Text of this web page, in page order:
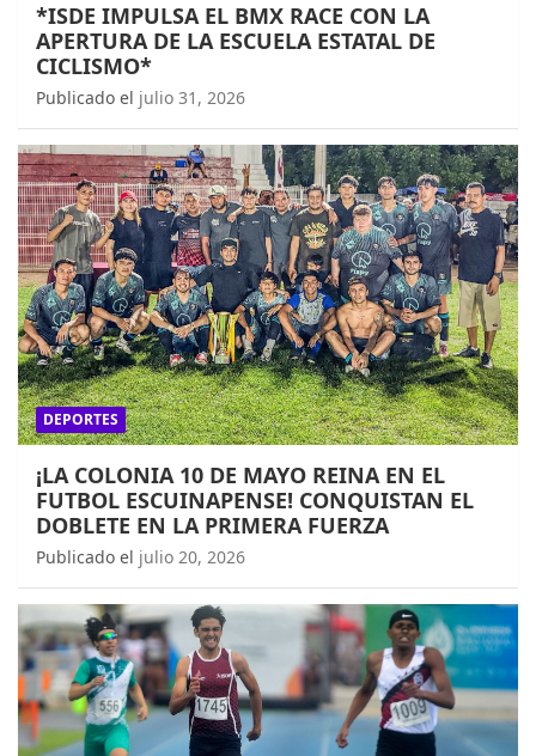
*ISDE IMPULSA EL BMX RACE CON LA
APERTURA DE LA ESCUELA ESTATAL DE
CICLISMO*
Publicado el julio 31, 2026
DEPORTES
¡LA COLONIA 10 DE MAYO REINA EN EL
FUTBOL ESCUINAPENSE! CONQUISTAN EL
DOBLETE EN LA PRIMERA FUERZA
Publicado el julio 20, 2026